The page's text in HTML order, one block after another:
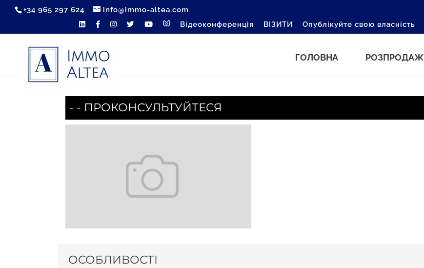
+34 965 297 624
info@immo-altea.com
Відеоконференція
ВІЗИТИ Опублікуйте свою власність
ГОЛОВНА РОЗПРОДАЖ
- - ПРОКОНСУЛЬТУЙТЕСЯ
ОСОБЛИВОСТІ